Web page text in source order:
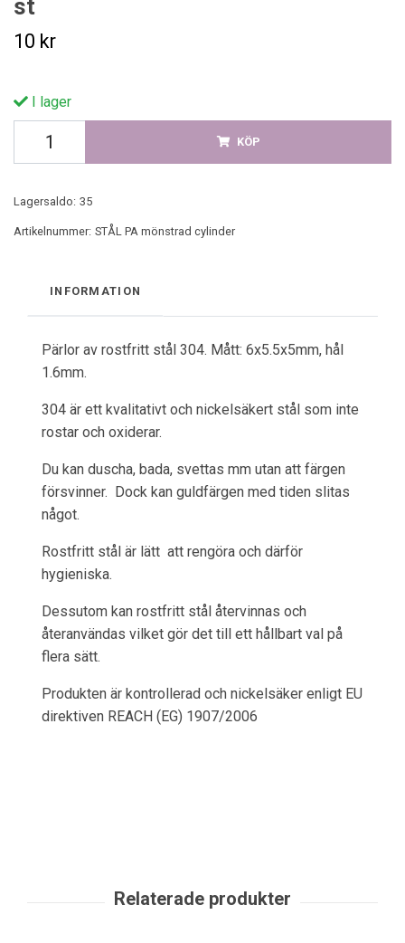
st
10 kr
I lager
KÖP
Lagersaldo: 35
Artikelnummer: STÅL PA mönstrad cylinder
INFORMATION
Pärlor av rostfritt stål 304. Mått: 6x5.5x5mm, hål
1.6mm.
304 är ett kvalitativt och nickelsäkert stål som inte
rostar och oxiderar.
Du kan duscha, bada, svettas mm utan att färgen
försvinner. Dock kan guldfärgen med tiden slitas
något.
Rostfritt stål är lätt att rengöra och därför
hygieniska.
Dessutom kan rostfritt stål återvinnas och
återanvändas vilket gör det till ett hållbart val på
flera sätt.
Produkten är kontrollerad och nickelsäker enligt EU
direktiven REACH (EG) 1907/2006